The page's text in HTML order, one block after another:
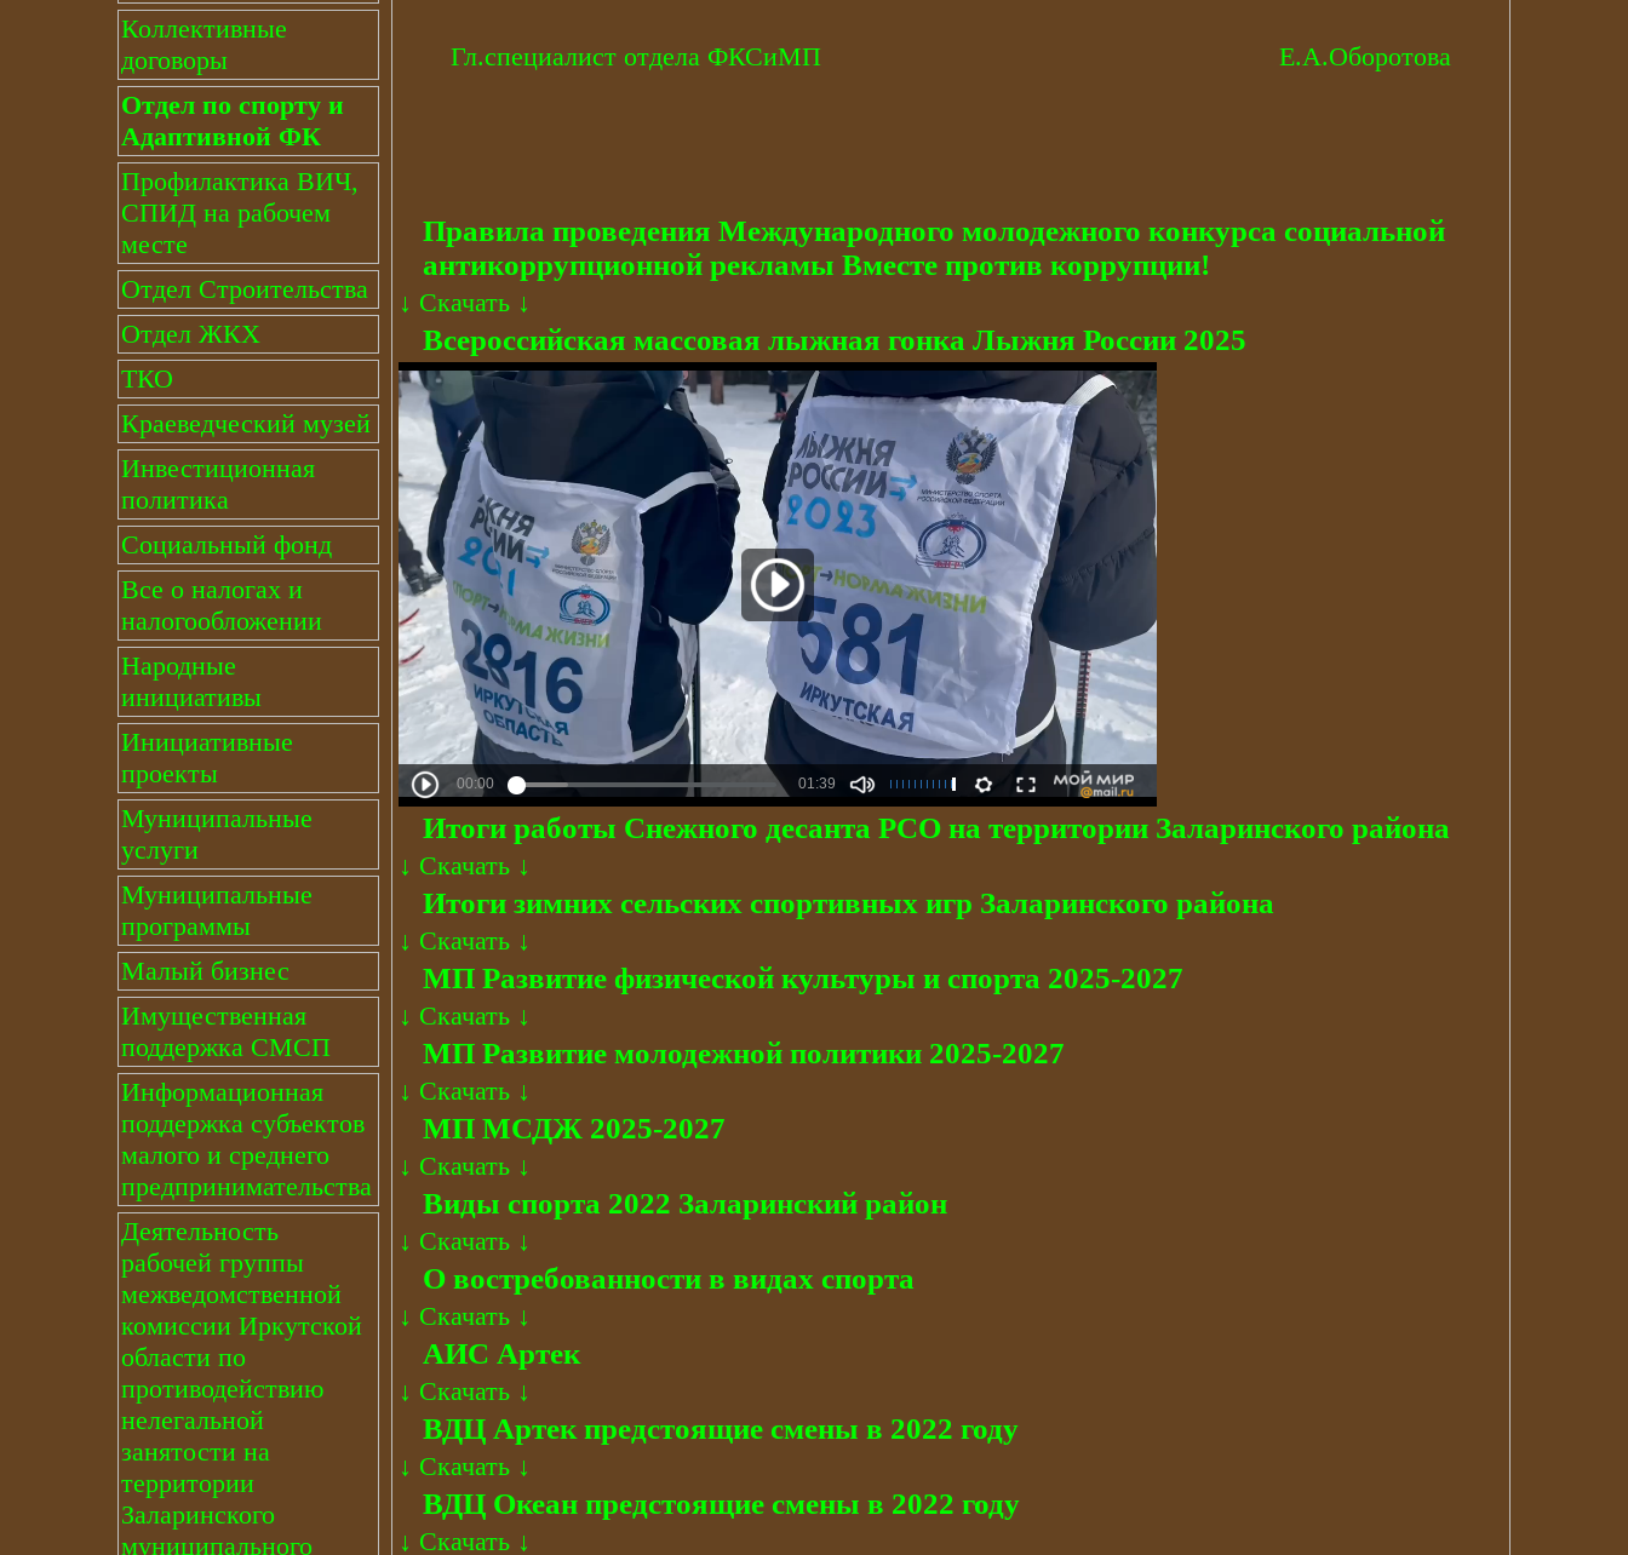
Коллективные
договоры
Отдел по спорту и
Адаптивной ФК
Профилактика ВИЧ,
СПИД на рабочем
месте
Отдел Строительства
Отдел ЖКХ
ТКО
Краеведческий музей
Инвестиционная
политика
Социальный фонд
Все о налогах и
налогообложении
Народные
инициативы
Инициативные
проекты
Муниципальные
услуги
Муниципальные
программы
Малый бизнес
Имущественная
поддержка СМСП
Информационная
поддержка субъектов
малого и среднего
предпринимательства
Деятельность
рабочей группы
межведомственной
комиссии Иркутской
области по
противодействию
нелегальной
занятости на
территории
Заларинского
муниципального
Гл.специалист отдела ФКСиМП Е.А.Оборотова
Правила проведения Международного молодежного конкурса социальной
антикоррупционной рекламы Вместе против коррупции!
↓ Скачать ↓
Всероссийская массовая лыжная гонка Лыжня России 2025
Итоги работы Снежного десанта РСО на территории Заларинского района
↓ Скачать ↓
Итоги зимних сельских спортивных игр Заларинского района
↓ Скачать ↓
МП Развитие физической культуры и спорта 2025-2027
↓ Скачать ↓
МП Развитие молодежной политики 2025-2027
↓ Скачать ↓
МП МСДЖ 2025-2027
↓ Скачать ↓
Виды спорта 2022 Заларинский район
↓ Скачать ↓
О востребованности в видах спорта
↓ Скачать ↓
АИС Артек
↓ Скачать ↓
ВДЦ Артек предстоящие смены в 2022 году
↓ Скачать ↓
ВДЦ Океан предстоящие смены в 2022 году
↓ Скачать ↓